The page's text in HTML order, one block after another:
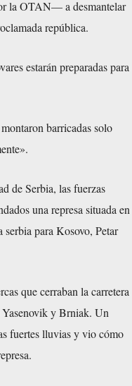
la OTAN— a desmantelar
república.
estarán preparadas para
barricadas solo
de Serbia, las fuerzas
una represa situada en
para Kosovo, Petar
que cerraban la carretera
Yasenovik y Brniak. Un
fuertes lluvias y vio cómo